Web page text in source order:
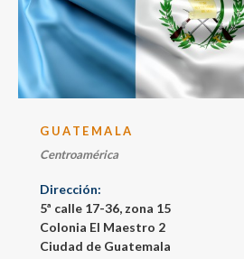
GUATEMALA
Centroamérica
Dirección:
5ª calle 17-36, zona 15
Colonia El Maestro 2
Ciudad de Guatemala